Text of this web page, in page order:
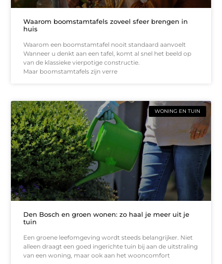
Waarom boomstamtafels zoveel sfeer brengen in
huis
Waarom een boomstamtafel nooit standaard aanvoelt
Wanneer u denkt aan een tafel, komt al snel het beeld op
van de klassieke vierpotige constructie.
Maar boomstamtafels zijn verre
WONING EN TUIN
Den Bosch en groen wonen: zo haal je meer uit je
tuin
Een groene leefomgeving wordt steeds belangrijker. Niet
alleen draagt een goed ingerichte tuin bij aan de uitstraling
van een woning, maar ook aan het wooncomfort